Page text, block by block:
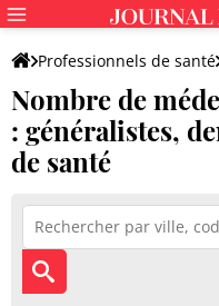
Professionnels de santé
Nombre de
: généralistes,
de santé